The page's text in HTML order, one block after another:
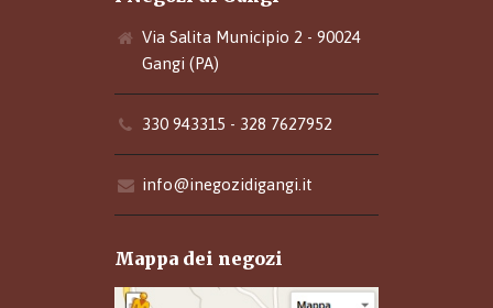
Via Salita Municipio 2 - 90024
Gangi (PA)
330 943315 - 328 7627952
info@inegozidigangi.it
Mappa dei negozi